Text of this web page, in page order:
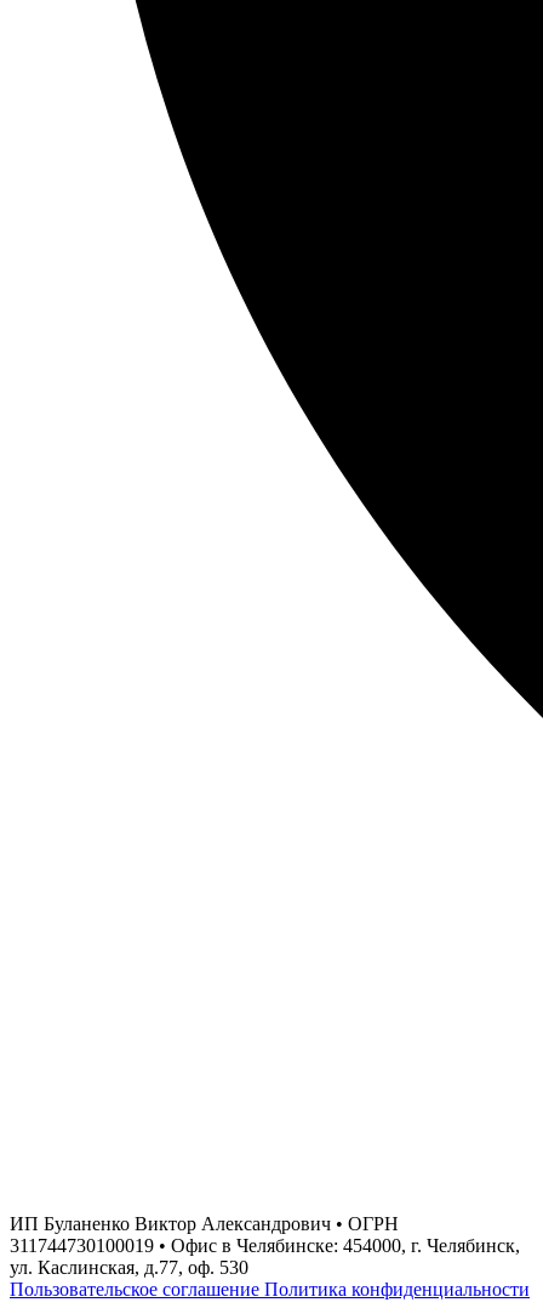
ИП Буланенко Виктор Александрович • ОГРН
311744730100019 • Офис в Челябинске: 454000, г. Челябинск,
ул. Каслинская, д.77, оф. 530
Пользовательское соглашение Политика конфиденциальности